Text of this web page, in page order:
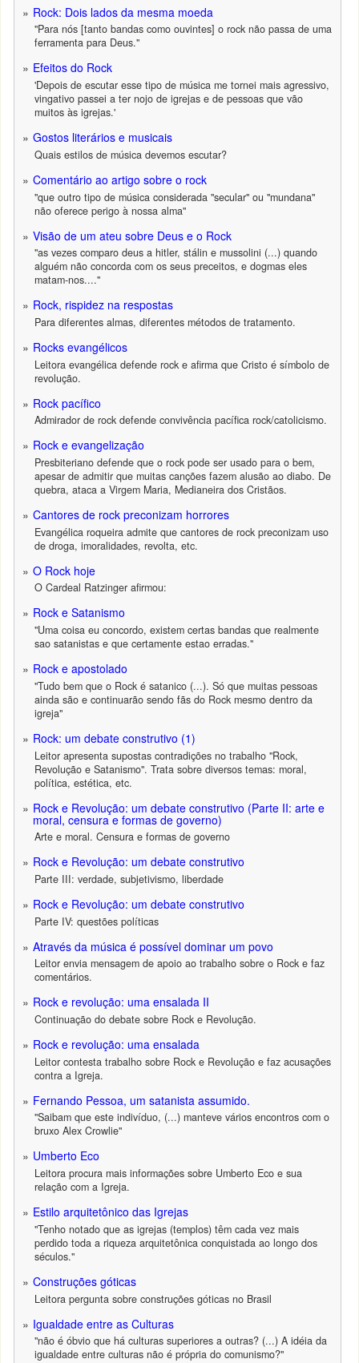
Rock: Dois lados da mesma moeda
"Para nós [tanto bandas como ouvintes] o rock não passa de uma
ferramenta para Deus."
Efeitos do Rock
'Depois de escutar esse tipo de música me tornei mais agressivo,
vingativo passei a ter nojo de igrejas e de pessoas que vão
muitos às igrejas.'
Gostos literários e musicais
Quais estilos de música devemos escutar?
Comentário ao artigo sobre o rock
"que outro tipo de música considerada "secular" ou "mundana"
não oferece perigo à nossa alma"
Visão de um ateu sobre Deus e o Rock
"as vezes comparo deus a hitler, stálin e mussolini (...) quando
alguém não concorda com os seus preceitos, e dogmas eles
matam-nos...."
Rock, rispidez na respostas
Para diferentes almas, diferentes métodos de tratamento.
Rocks evangélicos
Leitora evangélica defende rock e afirma que Cristo é símbolo de
revolução.
Rock pacífico
Admirador de rock defende convivência pacífica rock/catolicismo.
Rock e evangelização
Presbiteriano defende que o rock pode ser usado para o bem,
apesar de admitir que muitas canções fazem alusão ao diabo. De
quebra, ataca a Virgem Maria, Medianeira dos Cristãos.
Cantores de rock preconizam horrores
Evangélica roqueira admite que cantores de rock preconizam uso
de droga, imoralidades, revolta, etc.
O Rock hoje
O Cardeal Ratzinger afirmou:
Rock e Satanismo
"Uma coisa eu concordo, existem certas bandas que realmente
sao satanistas e que certamente estao erradas."
Rock e apostolado
"Tudo bem que o Rock é satanico (...). Só que muitas pessoas
ainda são e continuarão sendo fãs do Rock mesmo dentro da
igreja"
Rock: um debate construtivo (1)
Leitor apresenta supostas contradições no trabalho "Rock,
Revolução e Satanismo". Trata sobre diversos temas: moral,
política, estética, etc.
Rock e Revolução: um debate construtivo (Parte II: arte e
moral, censura e formas de governo)
Arte e moral. Censura e formas de governo
Rock e Revolução: um debate construtivo
Parte III: verdade, subjetivismo, liberdade
Rock e Revolução: um debate construtivo
Parte IV: questões políticas
Através da música é possível dominar um povo
Leitor envia mensagem de apoio ao trabalho sobre o Rock e faz
comentários.
Rock e revolução: uma ensalada II
Continuação do debate sobre Rock e Revolução.
Rock e revolução: uma ensalada
Leitor contesta trabalho sobre Rock e Revolução e faz acusações
contra a Igreja.
Fernando Pessoa, um satanista assumido.
"Saibam que este indivíduo, (...) manteve vários encontros com o
bruxo Alex Crowlie"
Umberto Eco
Leitora procura mais informações sobre Umberto Eco e sua
relação com a Igreja.
Estilo arquitetônico das Igrejas
"Tenho notado que as igrejas (templos) têm cada vez mais
perdido toda a riqueza arquitetônica conquistada ao longo dos
séculos."
Construções góticas
Leitora pergunta sobre construções góticas no Brasil
Igualdade entre as Culturas
"não é óbvio que há culturas superiores a outras? (...) A idéia da
igualdade entre culturas não é própria do comunismo?"